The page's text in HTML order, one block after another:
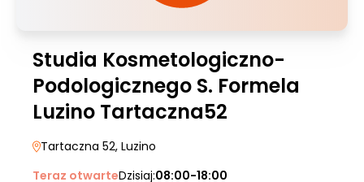
Studia Kosmetologiczno-
Podologicznego S. Formela
Luzino Tartaczna52
Tartaczna 52, Luzino
Teraz otwarteDzisiaj:08:00-18:00